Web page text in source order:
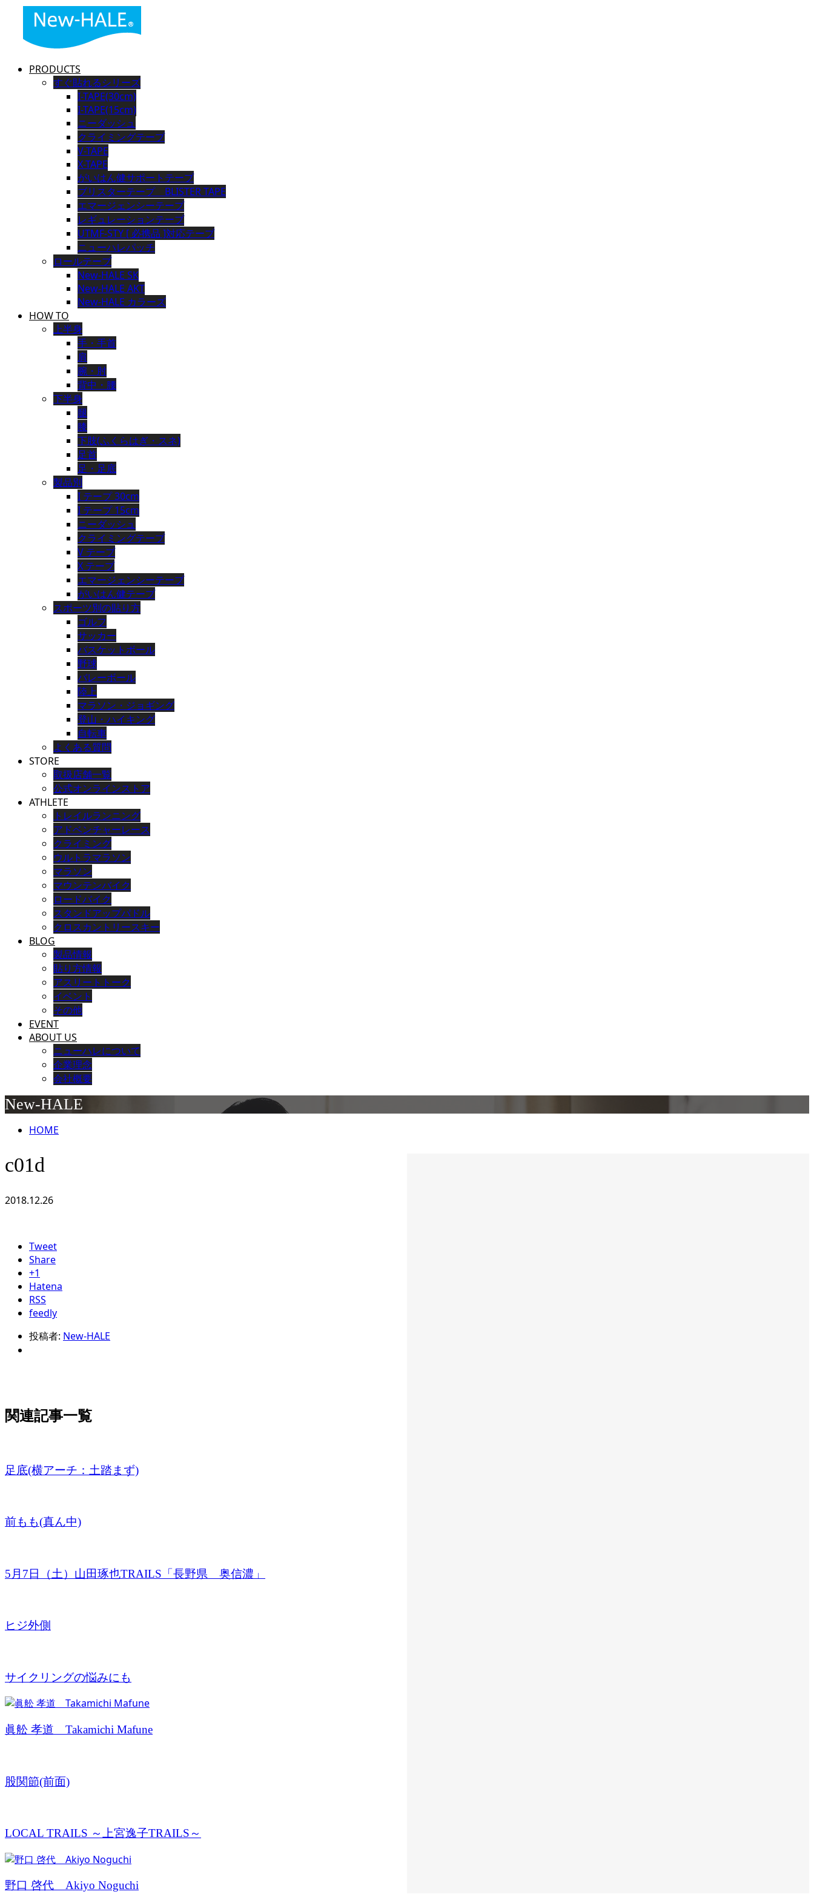
PRODUCTS
すぐ貼れるシリーズ
I-TAPE(30cm)
I-TAPE(15cm)
ニーダッシュ
クライミングテープ
V-TAPE
X-TAPE
がいはん健サポートテープ
ブリスターテープ BLISTER TAPE
エマージェンシーテープ
レギュレーションテープ
UTMF-STY [ 必携品 ]対応テープ
ニューハレパッチ
ロールテープ
New-HALE SK
New-HALE AKT
New-HALE カラーズ
HOW TO
上半身
手・手首
肩
腕・肘
背中・腰
下半身
腿
膝
下肢(ふくらはぎ・スネ)
足首
足・足底
製品別
I テープ 30cm
I テープ 15cm
ニーダッシュ
クライミングテープ
V テープ
X テープ
エマージェンシーテープ
がいはん健テープ
スポーツ別の貼り方
ゴルフ
サッカー
バスケットボール
野球
バレーボール
陸上
マラソン・ジョギング
登山・ハイキング
自転車
よくある質問
STORE
取扱店舗一覧
公式オンラインストア
ATHLETE
トレイルランニング
アドベンチャーレース
クライミング
ウルトラマラソン
マラソン
マウンテンバイク
ロードバイク
スタンドアップパドル
クロスカントリースキー
BLOG
製品情報
貼り方情報
アスリートトーク
イベント
その他
EVENT
ABOUT US
ニューハレについて
企業理念
会社概要
New-HALE
HOME
c01d
2018.12.26
Tweet
Share
+1
Hatena
RSS
feedly
投稿者: New-HALE
関連記事一覧
足底(横アーチ：土踏まず)
前もも(真ん中)
5月7日（土）山田琢也TRAILS「長野県 奥信濃」
ヒジ外側
サイクリングの悩みにも
眞舩 孝道 Takamichi Mafune
股関節(前面)
LOCAL TRAILS ～上宮逸子TRAILS～
野口 啓代 Akiyo Noguchi